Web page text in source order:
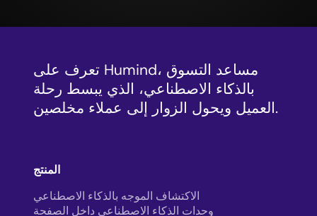
تعرف على Humind، مساعد التسوق
بالذكاء الاصطناعي، الذي يبسط رحلة
العميل ويحول الزوار إلى عملاء مخلصين.
المنتج
الاكتشاف الموجه بالذكاء الاصطناعي
وحدات الذكاء الاصطناعي داخل الصفحة